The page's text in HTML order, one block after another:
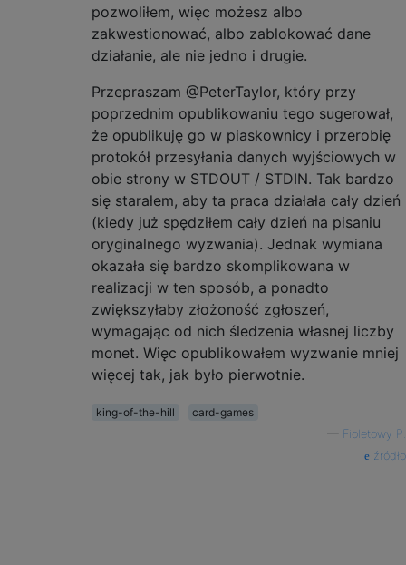
pozwoliłem, więc możesz albo
zakwestionować, albo zablokować dane
działanie, ale nie jedno i drugie.
Przepraszam @PeterTaylor, który przy
poprzednim opublikowaniu tego sugerował,
że opublikuję go w piaskownicy i przerobię
protokół przesyłania danych wyjściowych w
obie strony w STDOUT / STDIN. Tak bardzo
się starałem, aby ta praca działała cały dzień
(kiedy już spędziłem cały dzień na pisaniu
oryginalnego wyzwania). Jednak wymiana
okazała się bardzo skomplikowana w
realizacji w ten sposób, a ponadto
zwiększyłaby złożoność zgłoszeń,
wymagając od nich śledzenia własnej liczby
monet. Więc opublikowałem wyzwanie mniej
więcej tak, jak było pierwotnie.
king-of-the-hill
card-games
Fioletowy P.
źródło